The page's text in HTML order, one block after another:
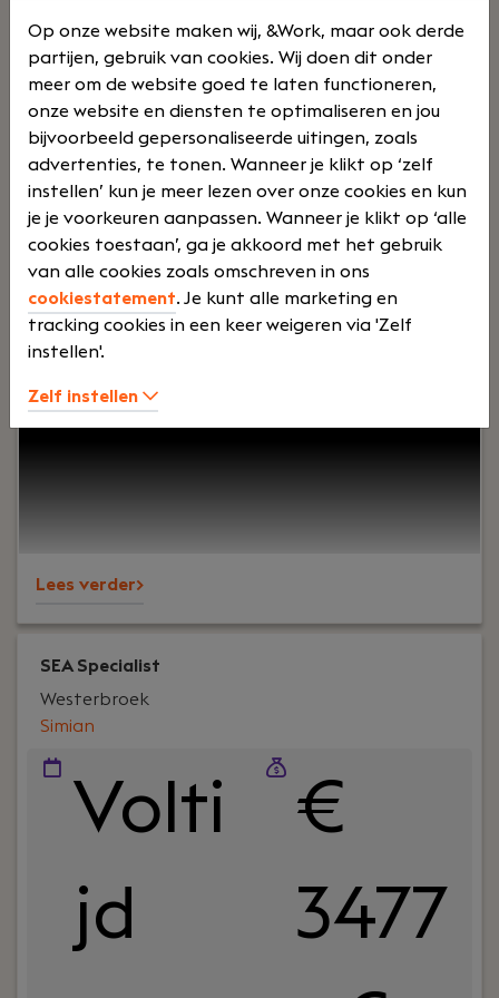
werk
tijde
n
Jouw rol:
voor klanten als Randstad, Kruidvat en Dell het
maximale uit hun digitale kanalen haalt. We
Lees verder>
SEA Specialist
Simian
Westerbroek
Volti
jd
€
3477
Op onze website maken wij, &Work, maar ook derde
partijen, gebruik van cookies. Wij doen dit onder
meer om de website goed te laten functioneren,
onze website en diensten te optimaliseren en jou
bijvoorbeeld gepersonaliseerde uitingen, zoals
advertenties, te tonen. Wanneer je klikt op ‘zelf
instellen’ kun je meer lezen over onze cookies en kun
je je voorkeuren aanpassen. Wanneer je klikt op ‘alle
cookies toestaan’, ga je akkoord met het gebruik
van alle cookies zoals omschreven in ons
cookiestatement. Je kunt alle marketing en
tracking cookies in een keer weigeren via 'Zelf
instellen'.
Zelf instellen